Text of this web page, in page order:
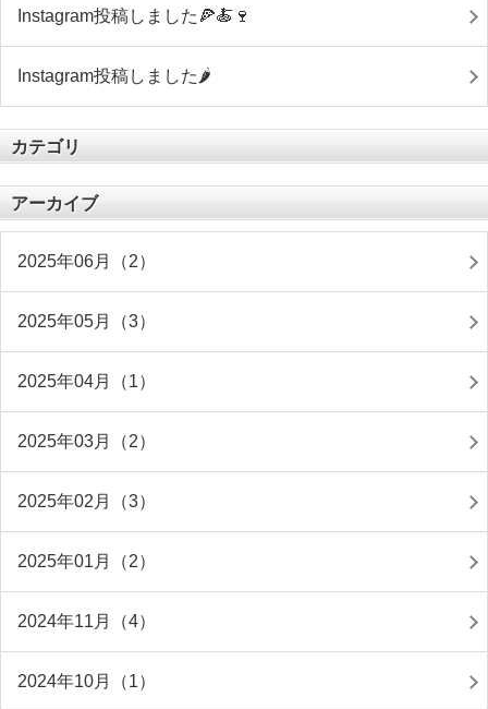
Instagram投稿しました🍕🍝🍷
Instagram投稿しました🌶
カテゴリ
アーカイブ
2025年06月（2）
2025年05月（3）
2025年04月（1）
2025年03月（2）
2025年02月（3）
2025年01月（2）
2024年11月（4）
2024年10月（1）